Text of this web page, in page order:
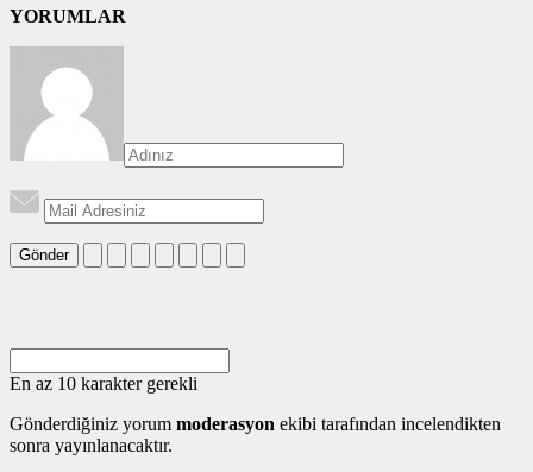
YORUMLAR
Gönder
En az 10 karakter gerekli
Gönderdiğiniz yorum moderasyon ekibi tarafından incelendikten
sonra yayınlanacaktır.